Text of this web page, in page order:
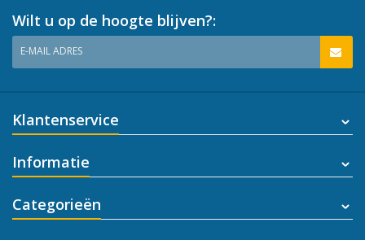
Wilt u op de hoogte blijven?:
E-MAIL ADRES
Klantenservice
Informatie
Categorieën